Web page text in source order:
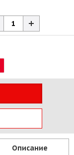
Описание